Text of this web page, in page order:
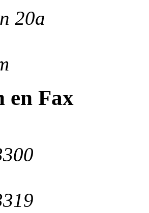
20a
en Fax